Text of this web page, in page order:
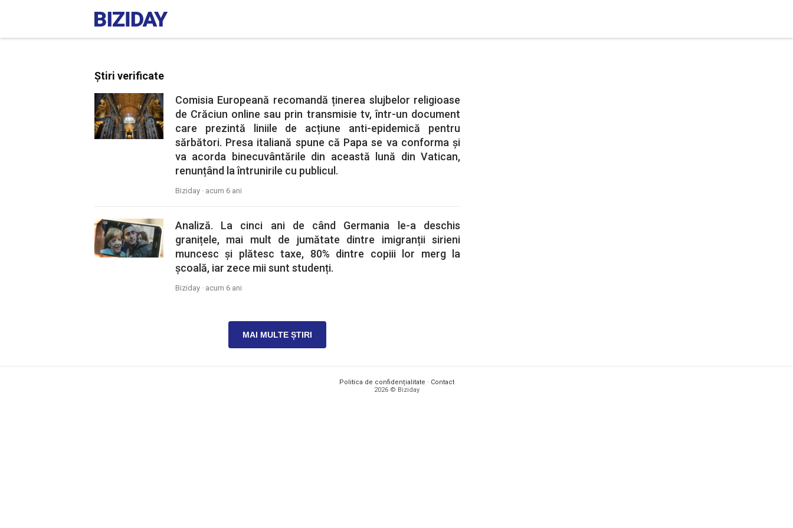
Știri verificate
Comisia Europeană recomandă ținerea slujbelor religioase
de Crăciun online sau prin transmisie tv, într-un document
care prezintă liniile de acțiune anti-epidemică pentru
sărbători. Presa italiană spune că Papa se va conforma și
va acorda binecuvântările din această lună din Vatican,
renunțând la întrunirile cu publicul.
Biziday · acum 6 ani
Analiză. La cinci ani de când Germania le-a deschis
granițele, mai mult de jumătate dintre imigranții sirieni
muncesc și plătesc taxe, 80% dintre copiii lor merg la
școală, iar zece mii sunt studenți.
Biziday · acum 6 ani
MAI MULTE ȘTIRI
Politica de confidențialitate · Contact
2026 © Biziday